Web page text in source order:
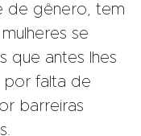
de gênero, tem
se
que antes lhes
por falta de
barreiras